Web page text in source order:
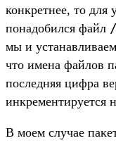
конкретнее, то для
понадобился файл
мы и
что имена файлов
последняя цифра
инкрементируется
В моем случае